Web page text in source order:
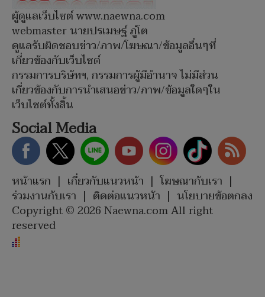
ผู้ดูแลเว็บไซต์ www.naewna.com
webmaster นายปรเมษฐ์ ภู่โต
ดูแลรับผิดชอบข่าว/ภาพ/โฆษณา/ข้อมูลอื่นๆที่
เกี่ยวข้องกับเว็บไซต์
กรรมการบริษัทฯ, กรรมการผู้มีอำนาจ ไม่มีส่วน
เกี่ยวข้องกับการนำเสนอข่าว/ภาพ/ข้อมูลใดๆใน
เว็บไซต์ทั้งสิ้น
Social Media
หน้าแรก | เกี่ยวกับแนวหน้า | โฆษณากับเรา |
ร่วมงานกับเรา | ติดต่อแนวหน้า | นโยบายข้อตกลง
Copyright © 2026 Naewna.com All right
reserved